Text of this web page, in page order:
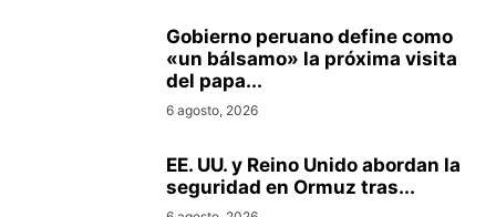
Gobierno peruano define como
«un bálsamo» la próxima visita
del papa...
6 agosto, 2026
EE. UU. y Reino Unido abordan la
seguridad en Ormuz tras...